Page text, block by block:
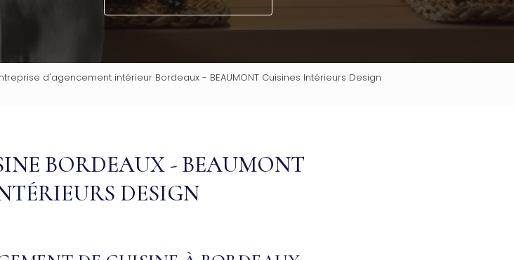
d'agencement intérieur Bordeaux - BEAUMONT Cuisines Intérieurs Design
BORDEAUX - BEAUMONT
DESIGN